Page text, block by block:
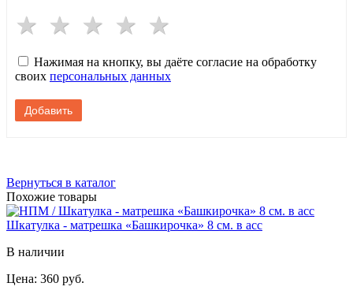
Нажимая на кнопку, вы даёте согласие на обработку
своих персональных данных
Вернуться в каталог
Похожие товары
Шкатулка - матрешка «Башкирочка» 8 см. в асс
В наличии
Цена: 360 руб.